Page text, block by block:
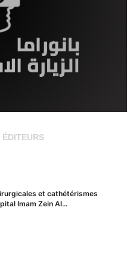
et cathétérismes
Imam Zein Al...